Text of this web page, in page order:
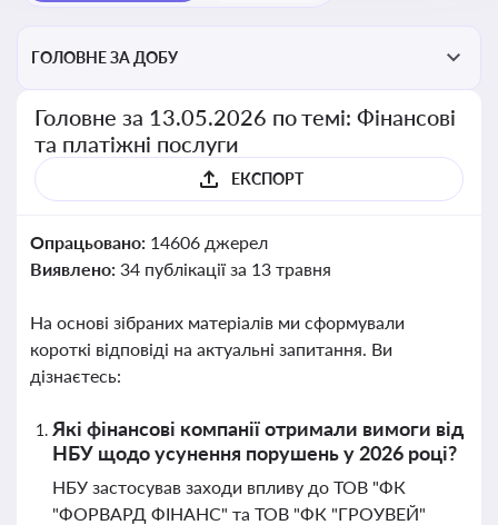
ГОЛОВНЕ ЗА ДОБУ
Головне за 13.05.2026 по темі: Фінансові
та платіжні послуги
ЕКСПОРТ
Опрацьовано: 14606 джерел
Виявлено: 34 публікації за 13 травня
На основі зібраних матеріалів ми сформували
короткі відповіді на актуальні запитання. Ви
дізнаєтесь:
Які фінансові компанії отримали вимоги від
НБУ щодо усунення порушень у 2026 році?
НБУ застосував заходи впливу до ТОВ "ФК
"ФОРВАРД ФІНАНС" та ТОВ "ФК "ГРОУВЕЙ"